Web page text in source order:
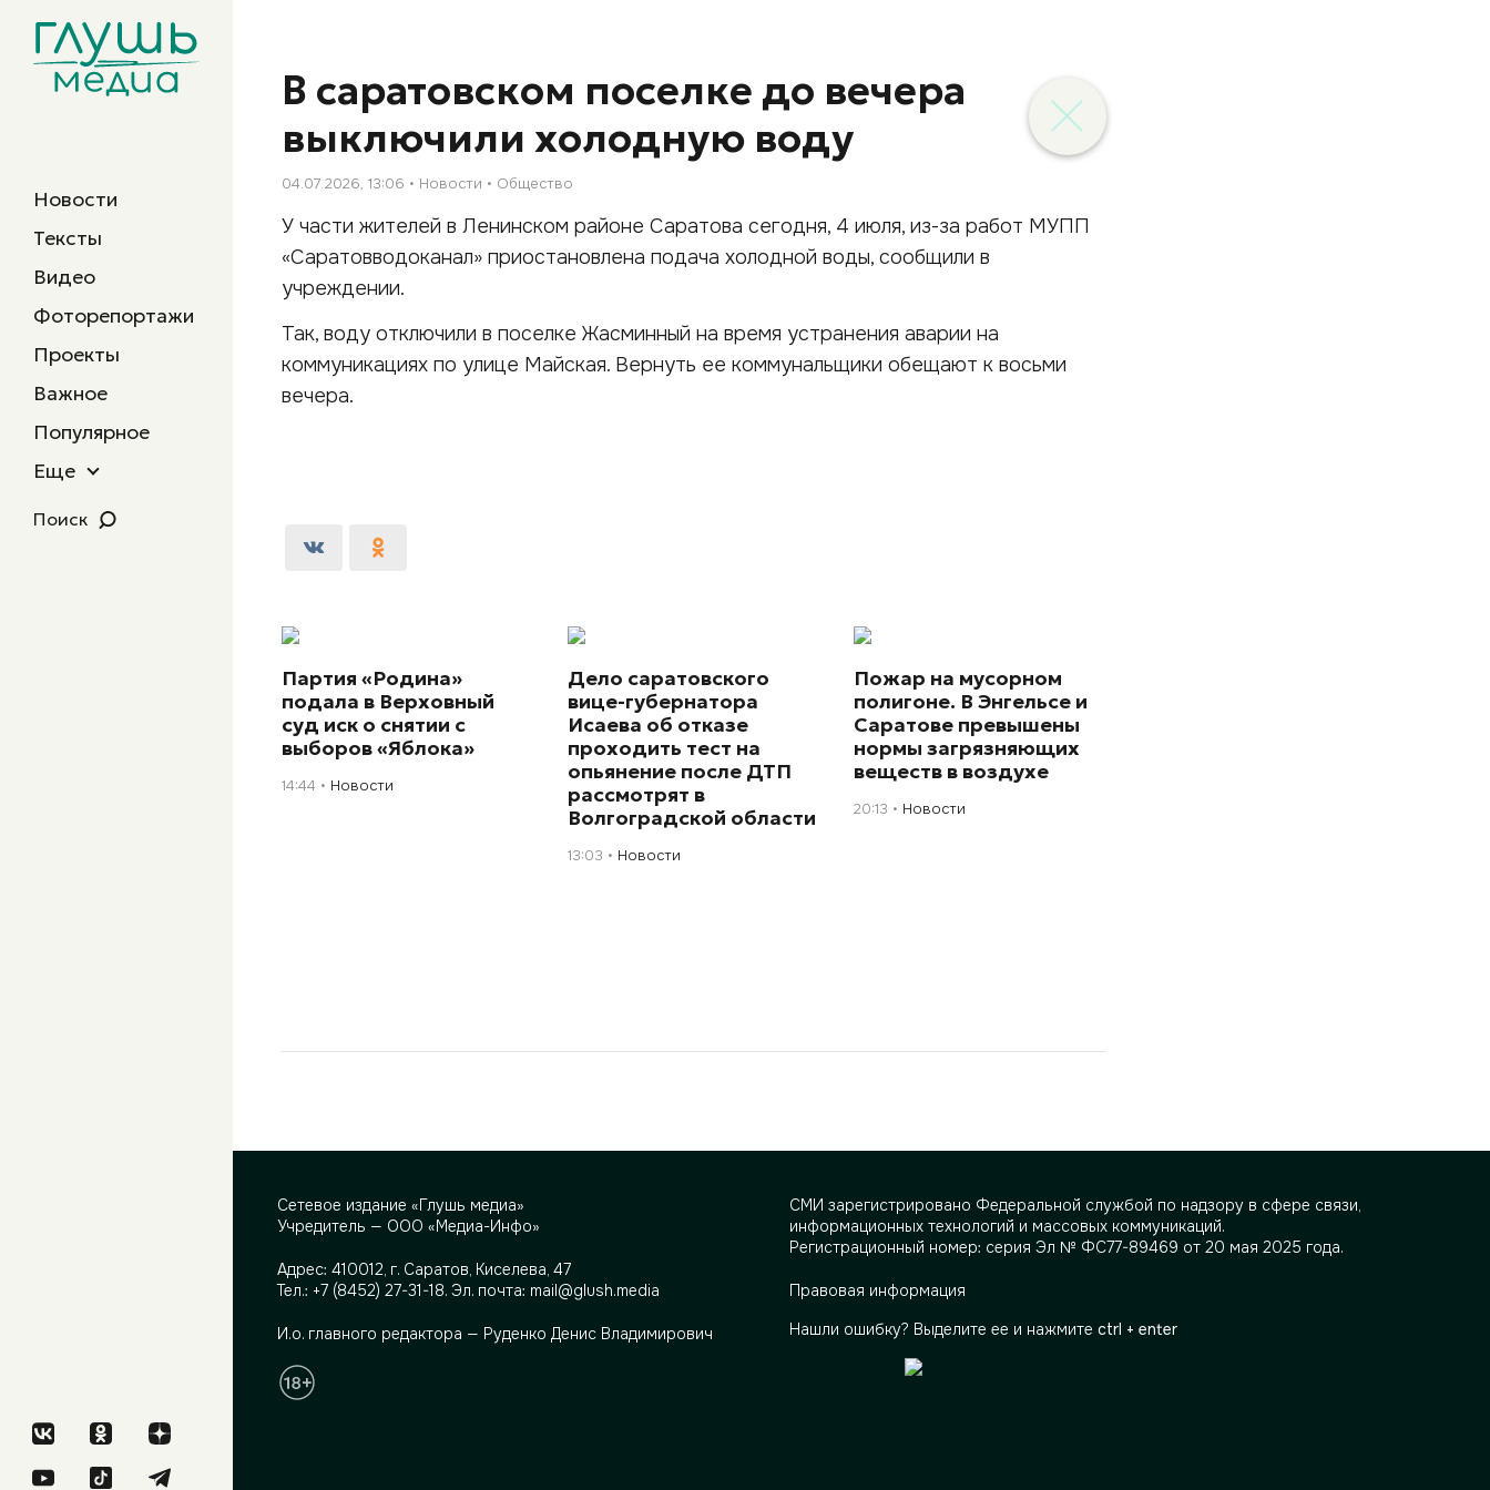
Новости
Тексты
Видео
Фоторепортажи
Проекты
Важное
Популярное
Еще
Поиск
В саратовском поселке до вечера
выключили холодную воду
04.07.2026, 13:06 Новости Общество
У части жителей в Ленинском районе Саратова сегодня, 4 июля, из-за работ МУПП
«Саратовводоканал» приостановлена подача холодной воды, сообщили в
учреждении.
Так, воду отключили в поселке Жасминный на время устранения аварии на
коммуникациях по улице Майская. Вернуть ее коммунальщики обещают к восьми
вечера.
Партия «Родина»
подала в Верховный
суд иск о снятии с
выборов «Яблока»
14:44 Новости
Дело саратовского
вице-губернатора
Исаева об отказе
проходить тест на
опьянение после ДТП
рассмотрят в
Волгоградской области
13:03 Новости
Пожар на мусорном
полигоне. В Энгельсе и
Саратове превышены
нормы загрязняющих
веществ в воздухе
20:13 Новости
Сетевое издание «Глушь медиа»
Учредитель — ООО «Медиа-Инфо»
Адрес: 410012, г. Саратов, Киселева, 47
Тел.: +7 (8452) 27-31-18. Эл. почта: mail@glush.media
И.о. главного редактора — Руденко Денис Владимирович
СМИ зарегистрировано Федеральной службой по надзору в сфере связи,
информационных технологий и массовых коммуникаций.
Регистрационный номер: серия Эл № ФС77-89469 от 20 мая 2025 года.
Правовая информация
Нашли ошибку? Выделите ее и нажмите ctrl + enter